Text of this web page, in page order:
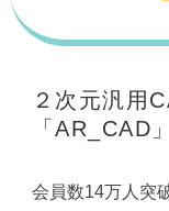
２次元汎用
「AR_CAD」
会員数14万人突